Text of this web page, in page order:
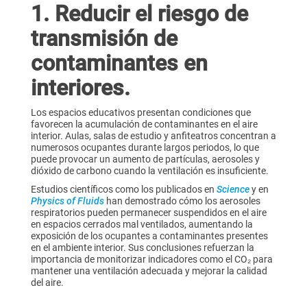
1. Reducir el riesgo de
transmisión de
contaminantes en
interiores.
Los espacios educativos presentan condiciones que
favorecen la acumulación de contaminantes en el aire
interior. Aulas, salas de estudio y anfiteatros concentran a
numerosos ocupantes durante largos periodos, lo que
puede provocar un aumento de partículas, aerosoles y
dióxido de carbono cuando la ventilación es insuficiente.
Estudios científicos como los publicados en Sciencey en
Physics of Fluidshan demostrado cómo los aerosoles
respiratorios pueden permanecer suspendidos en el aire
en espacios cerrados mal ventilados, aumentando la
exposición de los ocupantes a contaminantes presentes
en el ambiente interior. Sus conclusiones refuerzan la
importancia de monitorizar indicadores como el CO₂ para
mantener una ventilación adecuada y mejorar la calidad
del aire.